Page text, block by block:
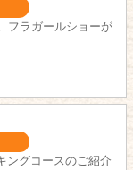
フラガールショーが
ングコースのご紹介